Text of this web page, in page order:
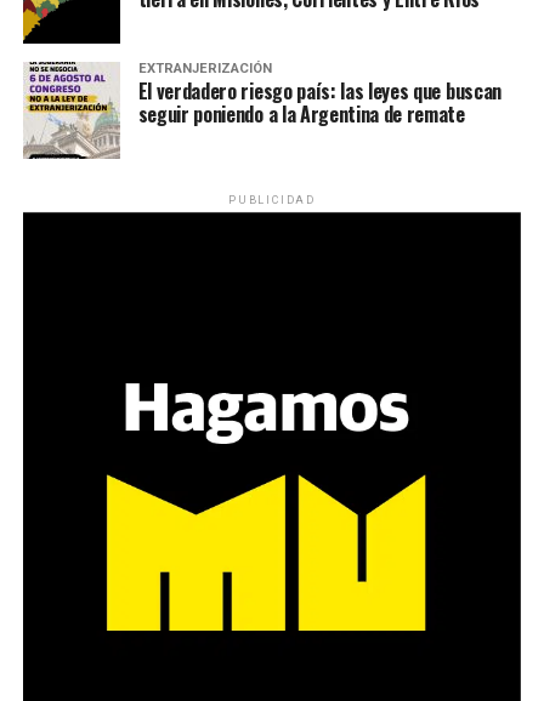
EXTRANJERIZACIÓN
El verdadero riesgo país: las leyes que buscan
seguir poniendo a la Argentina de remate
PUBLICIDAD